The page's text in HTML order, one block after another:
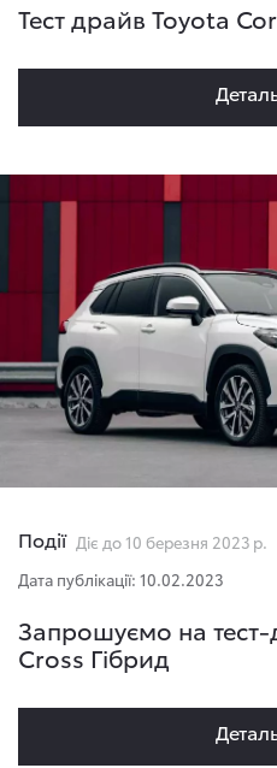
Тест драйв Toyota
Події Діє до 10 березня 2023 р.
Дата публікації: 10.02.2023
Запрошуємо на
Cross Гібрид